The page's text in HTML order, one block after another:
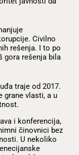
Civilno
rešenja. I to po
gora rešenja bila
traje od 2017.
grane vlasti, a u
i konferencija,
činovnici bez
U nekoliko